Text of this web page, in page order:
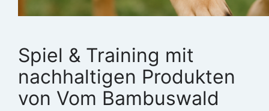
Spiel & Training mit
nachhaltigen Produkten
von Vom Bambuswald